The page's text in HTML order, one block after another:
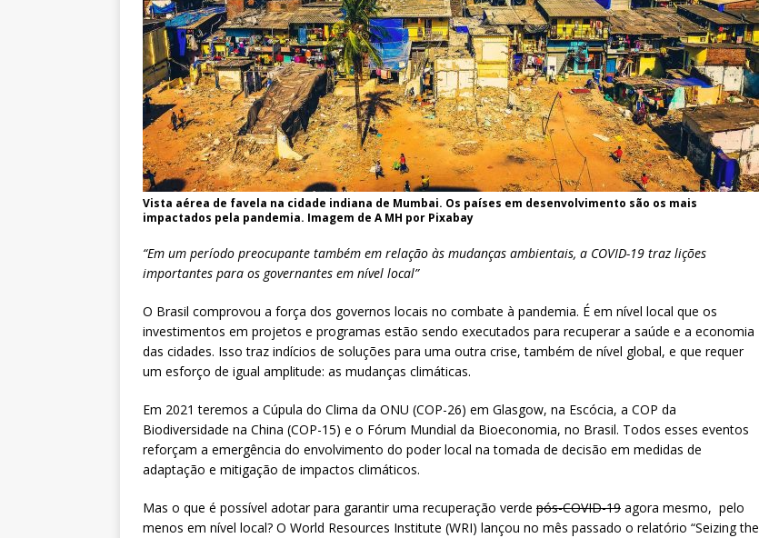
Vista aérea de favela na cidade indiana de Mumbai. Os países em desenvolvimento são os mais
impactados pela pandemia. Imagem de A MH por Pixabay
“Em um período preocupante também em relação às mudanças ambientais, a COVID-19 traz lições
importantes para os governantes em nível local”
O Brasil comprovou a força dos governos locais no combate à pandemia. É em nível local que os
investimentos em projetos e programas estão sendo executados para recuperar a saúde e a economia
das cidades. Isso traz indícios de soluções para uma outra crise, também de nível global, e que requer
um esforço de igual amplitude: as mudanças climáticas.
Em 2021 teremos a Cúpula do Clima da ONU (COP-26) em Glasgow, na Escócia, a COP da
Biodiversidade na China (COP-15) e o Fórum Mundial da Bioeconomia, no Brasil. Todos esses eventos
reforçam a emergência do envolvimento do poder local na tomada de decisão em medidas de
adaptação e mitigação de impactos climáticos.
Mas o que é possível adotar para garantir uma recuperação verde pós-COVID-19 agora mesmo, pelo
menos em nível local? O World Resources Institute (WRI) lançou no mês passado o relatório “Seizing the